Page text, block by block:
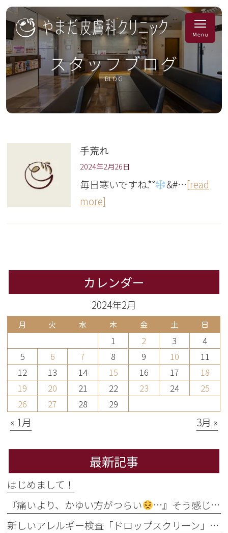
スタッフブログ
BLOG
手荒れ
2024年2月26日
毎日寒いですね.*˚ &#…[read
more]
カレンダー
2024年2月
月 火 水 木 金 土 日
1 2 3
4
5
6 7 8 9 10
11
12
13 14 15 16 17
18
19
20 21 22 23 24
25
26
27 28 29
« 1月 3月 »
最新記事
はじめまして！
『痛いより、かゆい方がつらい
…』そう感じるのには理由があります
新しいアレルギー検査「ドロップスクリーン」を導入しました！